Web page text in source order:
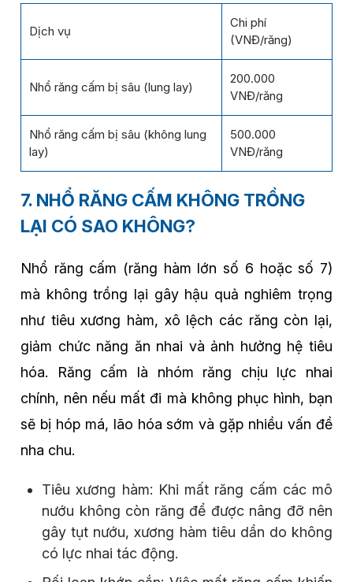
Dịch vụ
Chi phí
(VNĐ/răng)
Nhổ răng cấm bị sâu (lung lay)
200.000
VNĐ/răng
Nhổ răng cấm bị sâu (không lung
lay)
500.000
VNĐ/răng
7. NHỔ RĂNG CẤM KHÔNG TRỒNG
LẠI CÓ SAO KHÔNG?
Nhổ răng cấm (răng hàm lớn số 6 hoặc số 7)
mà không trồng lại gây hậu quả nghiêm trọng
như tiêu xương hàm, xô lệch các răng còn lại,
giảm chức năng ăn nhai và ảnh hưởng hệ tiêu
hóa. Răng cấm là nhóm răng chịu lực nhai
chính, nên nếu mất đi mà không phục hình, bạn
sẽ bị hóp má, lão hóa sớm và gặp nhiều vấn đề
nha chu.
Tiêu xương hàm: Khi mất răng cấm các mô
nướu không còn răng để được nâng đỡ nên
gây tụt nướu, xương hàm tiêu dần do không
có lực nhai tác động.